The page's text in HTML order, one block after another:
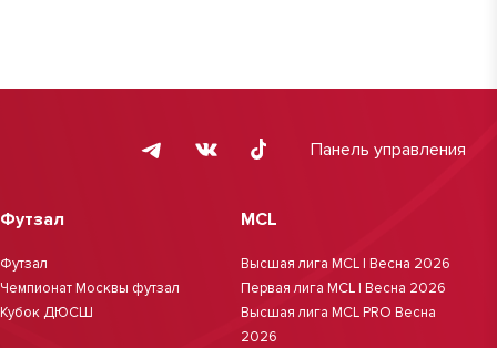
Панель управления
Футзал
Футзал
Чемпионат Москвы футзал
Кубок ДЮСШ
MCL
Высшая лига MCL | Весна 2026
Первая лига MCL | Весна 2026
Высшая лига MCL PRO Весна
2026